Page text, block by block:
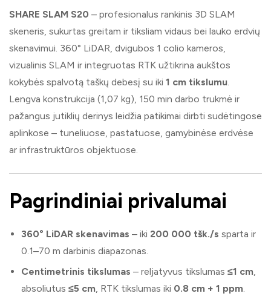
SHARE SLAM S20 – profesionalus rankinis 3D SLAM
skeneris, sukurtas greitam ir tiksliam vidaus bei lauko erdvių
skenavimui. 360° LiDAR, dvigubos 1 colio kameros,
vizualinis SLAM ir integruotas RTK užtikrina aukštos
kokybės spalvotą taškų debesį su iki 1 cm tikslumu.
Lengva konstrukcija (1,07 kg), 150 min darbo trukmė ir
pažangus jutiklių derinys leidžia patikimai dirbti sudėtingose
aplinkose – tuneliuose, pastatuose, gamybinėse erdvėse
ar infrastruktūros objektuose.
Pagrindiniai privalumai
360° LiDAR skenavimas – iki 200 000 tšk./s sparta ir
0.1–70 m darbinis diapazonas.
Centimetrinis tikslumas – reljatyvus tikslumas ≤1 cm,
absoliutus ≤5 cm, RTK tikslumas iki 0.8 cm + 1 ppm.